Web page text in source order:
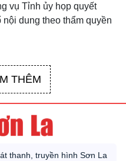
vụ Tỉnh ủy họp quyết
nội dung theo thẩm quyền
THÊM
thanh, truyền hình Sơn La